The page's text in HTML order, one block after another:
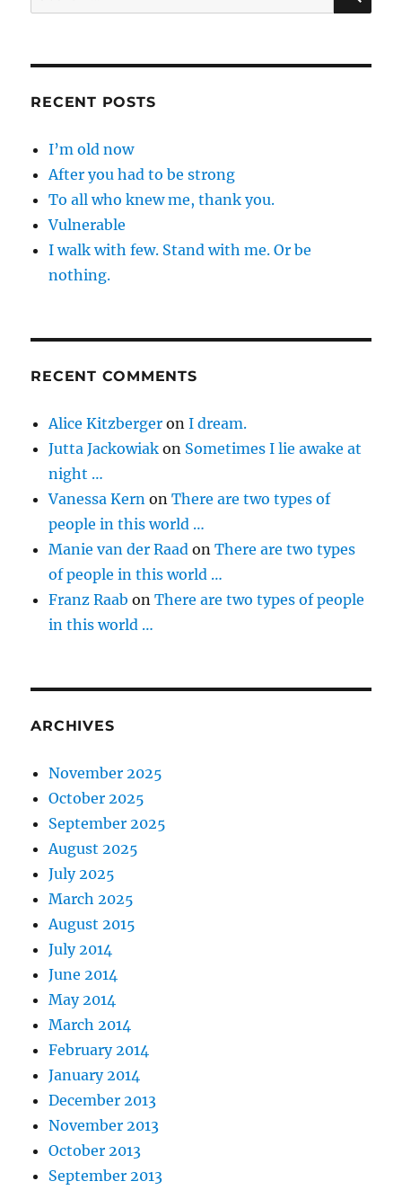
for:
RECENT POSTS
I’m old now
After you had to be strong
To all who knew me, thank you.
Vulnerable
I walk with few. Stand with me. Or be
nothing.
RECENT COMMENTS
Alice Kitzberger onI dream.
Jutta Jackowiak on Sometimes I lie awake at
night …
Vanessa Kern onThere are two types of
people in this world …
Manie van der Raad onThere are two types
of people in this world …
Franz Raab onThere are two types of people
in this world …
ARCHIVES
November 2025
October 2025
September 2025
August 2025
July 2025
March 2025
August 2015
July 2014
June 2014
May 2014
March 2014
February 2014
January 2014
December 2013
November 2013
October 2013
September 2013